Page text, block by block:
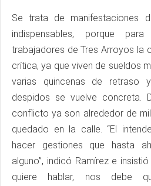
Se trata de manifestaciones
indispensables, porque
trabajadores de Tres Arroyos la
crítica, ya que viven de sueldos
varias quincenas de retraso
despidos se vuelve concreta.
conflicto ya son alrededor de
quedado en la calle. “El
hacer gestiones que hasta
alguno”, indicó Ramírez e
quiere hablar, nos debe